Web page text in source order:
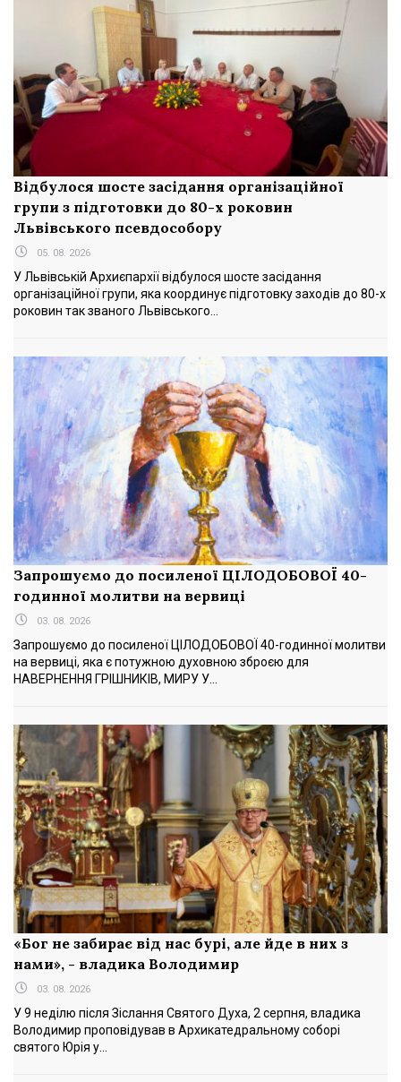
Відбулося шосте засідання організаційної
групи з підготовки до 80-х роковин
Львівського псевдособору
05. 08. 2026
У Львівській Архиєпархії відбулося шосте засідання
організаційної групи, яка координує підготовку заходів до 80-х
роковин так званого Львівського...
Запрошуємо до посиленої ЦІЛОДОБОВОЇ 40-
годинної молитви на вервиці
03. 08. 2026
Запрошуємо до посиленої ЦІЛОДОБОВОЇ 40-годинної молитви
на вервиці, яка є потужною духовною зброєю для
НАВЕРНЕННЯ ГРІШНИКІВ, МИРУ У...
«Бог не забирає від нас бурі, але йде в них з
нами», - владика Володимир
03. 08. 2026
У 9 неділю після Зіслання Святого Духа, 2 серпня, владика
Володимир проповідував в Архикатедральному соборі
святого Юрія у...